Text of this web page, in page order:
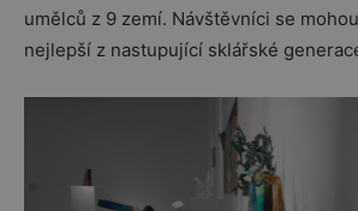
umělců z 9 zemí. Návštěvníci se
nejlepší z nastupující sklářské